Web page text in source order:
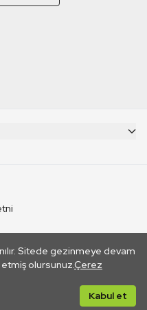
Sitede gezinmeye devam
etmiş olursunuz.Çerez
Kabul et
yoluyla gidilen dış